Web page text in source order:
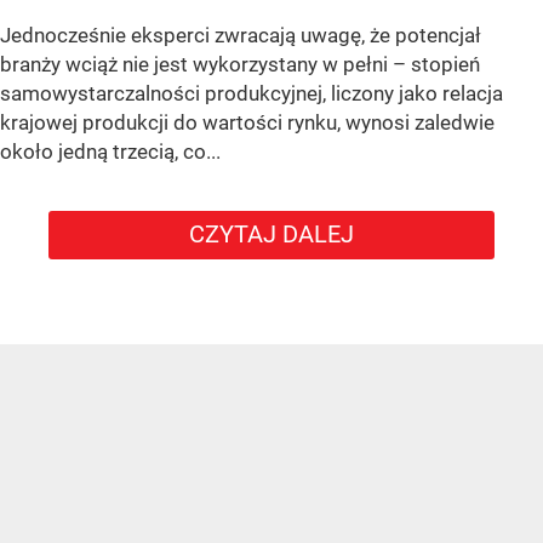
Jednocześnie eksperci zwracają uwagę, że potencjał
branży wciąż nie jest wykorzystany w pełni – stopień
samowystarczalności produkcyjnej, liczony jako relacja
krajowej produkcji do wartości rynku, wynosi zaledwie
około jedną trzecią, co...
CZYTAJ DALEJ